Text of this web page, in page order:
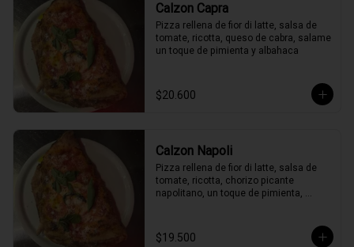
Calzon Capra
Pizza rellena de fior di latte, salsa de
tomate, ricotta, queso de cabra, salame
un toque de pimienta y albahaca
$20.600
Calzon Napoli
Pizza rellena de fior di latte, salsa de
tomate, ricotta, chorizo picante
napolitano, un toque de pimienta,
$19.500